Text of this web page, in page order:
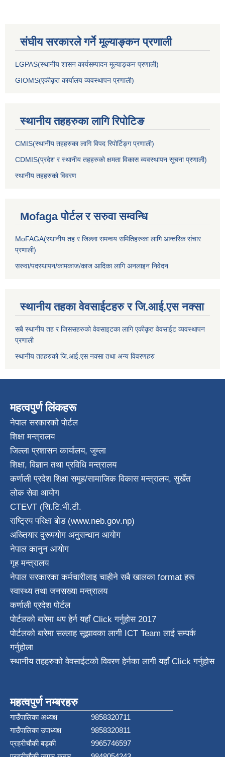
संघीय सरकारले गर्ने मूल्याङ्कन प्रणाली
LGPAS(स्थानीय शासन कार्यसम्पादन मूल्याङ्कन प्रणाली)
GIOMS(एकीकृत कार्यालय व्यवस्थापन प्रणाली)
स्थानीय तहहरुका लागि रिपोटिङ
CMIS(स्थानीय तहहरुका लागि विपद रिपोर्टिङ्ग प्रणाली)
CDMIS(प्रदेश र स्थानीय तहहरुको क्षमता विकास व्यवस्थापन सूचना प्रणाली)
स्थानीय तहहरुको विवरण
Mofaga पोर्टल र सरुवा सम्वन्धि
MoFAGA(स्थानीय तह र जिल्ला समन्वय समितिहरुका लागि आन्तरिक संचार
प्रणाली)
सरुवा/पदस्थापन/कामकाज/काज आदिका लागि अनलाइन निवेदन
स्थानीय तहका वेवसाईटहरु र जि.आई.एस नक्सा
सबै स्थानीय तह र जिससहरुको वेवसाइटका लागि एकीकृत वेवसाईट व्यवस्थापन
प्रणाली
स्थानीय तहहरुको जि.आई.एस नक्सा तथा अन्य विवरणहरु
महत्वपुर्ण लिंकहरू
नेपाल सरकारको पोर्टल
शिक्षा मन्त्रालय
जिल्ला प्रशासन कार्यालय, जुम्ला
शिक्षा, विज्ञान तथा प्रविधि मन्त्रालय
कर्णाली प्रदेश शिक्षा समुह/सामाजिक विकास मन्त्रालय, सुर्खेत
लोक सेवा आयोग
CTEVT (सि.टि.भी.टी.
राष्ट्रिय परिक्षा बाेड (www.neb.gov.np)
अख्तियार दुरूपयोग अनुसन्धान आयोग
नेपाल कानुन आयाेग
गृह मन्त्रालय
नेपाल सरकारका कर्मचारीलाइ चाहीने सबै खालका format हरू
स्वास्थ्य तथा जनस‌ख्या मन्त्रालय
कर्णाली प्रदेश पाेर्टल
पोर्टलको बारेमा थप हेर्नयहाँ Click गर्नुहोस2017
पोर्टलको बारेमा सल्लाह सूझावका लागी ICT Teamलाई सम्पर्क
गर्नुहोला
स्थानीय तहहरुको वेवसाईटको विवरण हेर्नका लागी यहाँ Click गर्नुहोस
महत्वपुर्ण नम्बरहरु
गाउँपालिका अध्यक्ष
9858320711
गाउँपालिका उपाध्यक्ष
9858320811
प्रहरीचौकी बड्की
9965746597